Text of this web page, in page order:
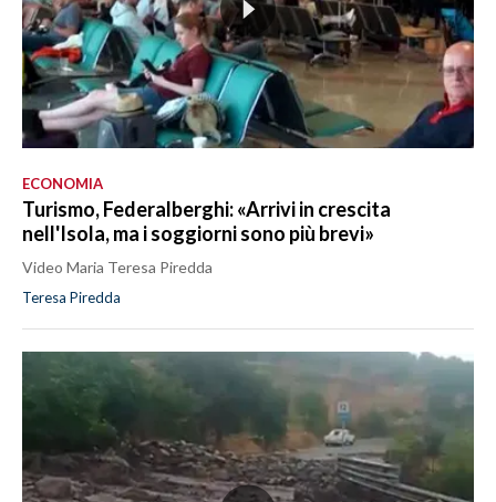
ECONOMIA
Turismo, Federalberghi: «Arrivi in crescita
nell'Isola, ma i soggiorni sono più brevi»
Video Maria Teresa Piredda
Teresa Piredda